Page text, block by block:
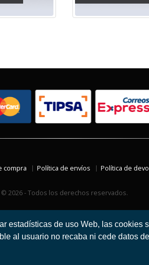
estadísticas de uso Web, las cookies
al usuario no recaba ni cede datos
compra Política de envíos Política de
© 2026 - Todos los derechos reservados.